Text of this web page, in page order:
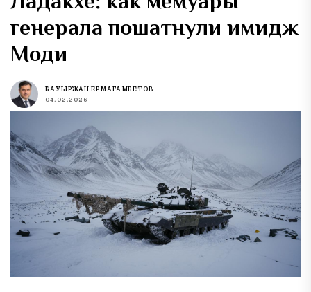
генерала пошатнули имидж
Моди
БАУЫРЖАН ЕРМАГАМБЕТОВ
04.02.2026